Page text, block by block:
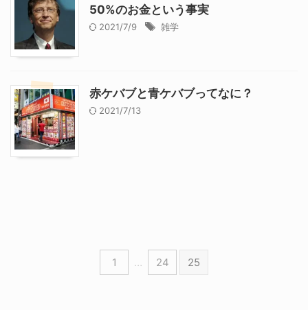
50%のお金という事実
2021/7/9 雑学
赤ケバブと青ケバブってなに？
2021/7/13
1 … 24 25